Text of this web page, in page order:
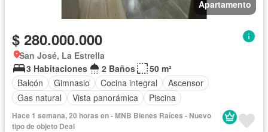
Apartamento
$ 280.000.000
San José, La Estrella
3 Habitaciones
2 Baños
50 m²
Balcón
Gimnasio Cocina integral
Ascensor
Gas natural
Vista panorámica Piscina
Hace 1 semana, 20 horas en - MNB Bienes Raíces - Nuevo
tipo de objeto Deal